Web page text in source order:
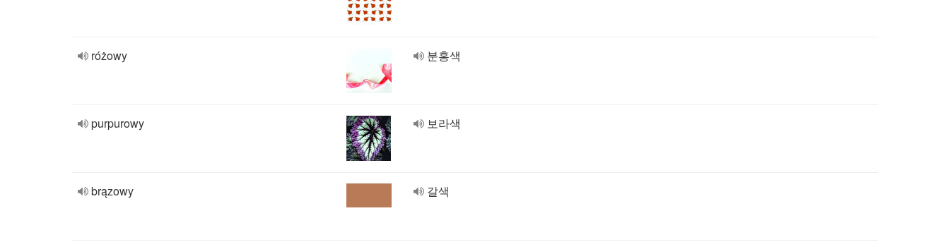
różowy 분홍색
purpurowy 보라색
brązowy 갈색